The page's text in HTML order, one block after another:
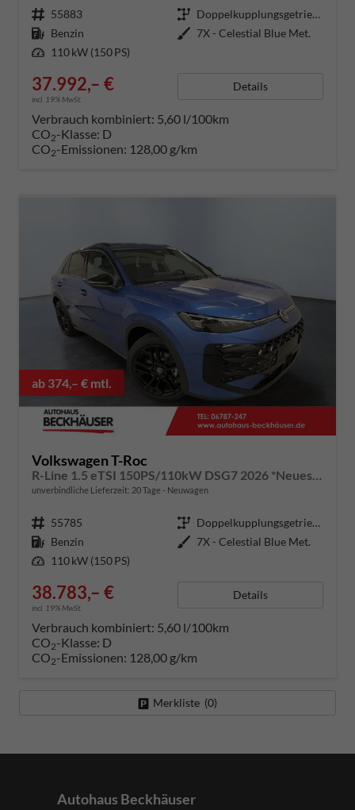
Fahrzeugnummer 55883 Getriebe
Doppelkupplungsgetriebe (DSG)
Kraftstoff Benzin Außenfarbe 7X - Celestial Blue Met.
Leistung 110 kW (150 PS)
37.992,– €
incl. 19% MwSt.
Details
Verbrauch kombiniert: 5,60 l/100km
CO2-Klasse: D
CO2-Emissionen: 128,00 g/km
ab 374,– € mtl.
Volkswagen T-Roc
R-Line 1.5 eTSI 150PS/110kW DSG7 2026 *Neues Modell* | +AHK +BlackStyle +19" ALU +IQ.Licht-Matrix +NAVI
unverbindliche Lieferzeit: 20 Tage Neuwagen
Fahrzeugnummer 55785 Getriebe
Doppelkupplungsgetriebe (DSG)
Kraftstoff Benzin Außenfarbe 7X - Celestial Blue Met.
Leistung 110 kW (150 PS)
38.783,– €
incl. 19% MwSt.
Details
Verbrauch kombiniert: 5,60 l/100km
CO2-Klasse: D
CO2-Emissionen: 128,00 g/km
Merkliste (0)
Autohaus Beckhäuser